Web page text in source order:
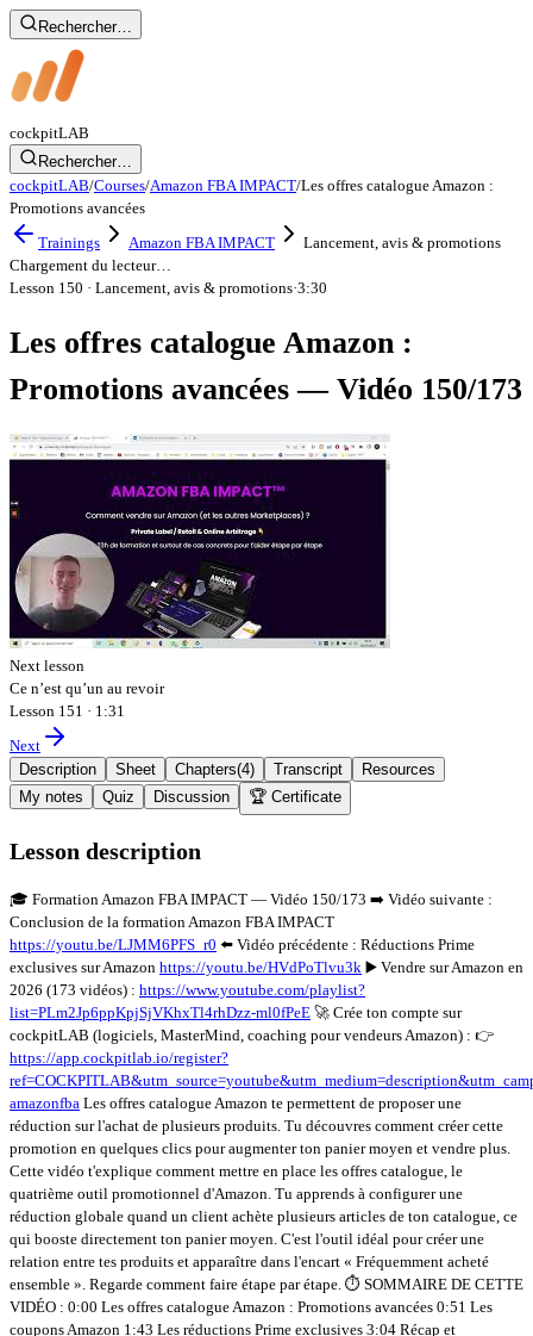
Rechercher…
cockpitLAB
Rechercher…
cockpitLAB/Courses/Amazon FBA IMPACT/Les offres catalogue Amazon :
Promotions avancées
Trainings
Amazon FBA IMPACT
Lancement, avis & promotions
Chargement du lecteur…
Lesson 150 · Lancement, avis & promotions·3:30
Les offres catalogue Amazon :
Promotions avancées — Vidéo 150/173
Next lesson
Ce n’est qu’un au revoir
Lesson 151 · 1:31
Next
Description
Sheet Chapters(4) Transcript
Resources
My notes
Quiz Discussion 🏆 Certificate
Lesson description
🎓 Formation Amazon FBA IMPACT — Vidéo 150/173 ➡️ Vidéo suivante :
Conclusion de la formation Amazon FBA IMPACT
https://youtu.be/LJMM6PFS_r0 ⬅️ Vidéo précédente : Réductions Prime
exclusives sur Amazon https://youtu.be/HVdPoTlvu3k ▶️ Vendre sur Amazon en
2026 (173 vidéos) : https://www.youtube.com/playlist?
list=PLm2Jp6ppKpjSjVKhxTl4rhDzz-ml0fPeE 🚀 Crée ton compte sur
cockpitLAB (logiciels, MasterMind, coaching pour vendeurs Amazon) : 👉
https://app.cockpitlab.io/register?
amazonfba Les offres catalogue Amazon te permettent de proposer une
réduction sur l'achat de plusieurs produits. Tu découvres comment créer cette
promotion en quelques clics pour augmenter ton panier moyen et vendre plus.
Cette vidéo t'explique comment mettre en place les offres catalogue, le
quatrième outil promotionnel d'Amazon. Tu apprends à configurer une
réduction globale quand un client achète plusieurs articles de ton catalogue, ce
qui booste directement ton panier moyen. C'est l'outil idéal pour créer une
relation entre tes produits et apparaître dans l'encart « Fréquemment acheté
ensemble ». Regarde comment faire étape par étape. ⏱️ SOMMAIRE DE CETTE
VIDÉO : 0:00 Les offres catalogue Amazon : Promotions avancées 0:51 Les
coupons Amazon 1:43 Les réductions Prime exclusives 3:04 Récap et